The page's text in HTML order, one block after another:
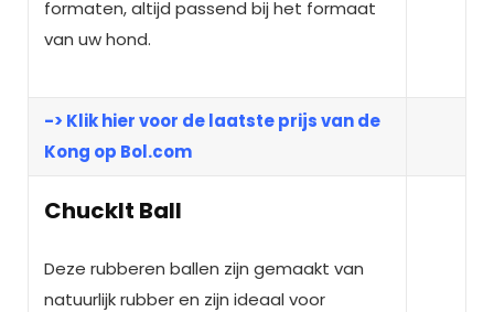
formaten, altijd passend bij het formaat
van uw hond.
-> Klik hier voor de laatste prijs van de
Kong op Bol.com
ChuckIt Ball
Deze rubberen ballen zijn gemaakt van
natuurlijk rubber en zijn ideaal voor